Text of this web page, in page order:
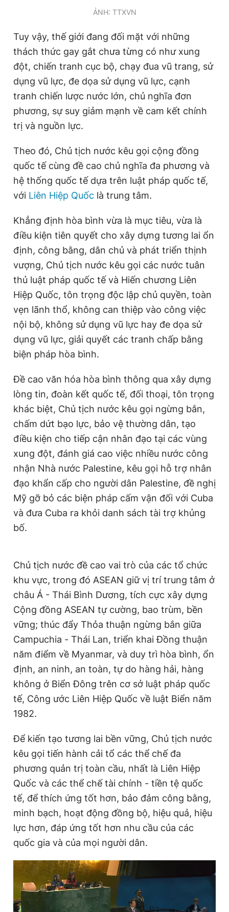
© 2003-2026 Bản quyền thuộc về Báo Thanh Niên. Cấm sao
bản. Phát triển bởi ePi Technologies, JSC.
ẢNH: TTXVN
Tuy vậy, thế giới đang đối mặt với những
thách thức gay gắt chưa từng có như xung
đột, chiến tranh cục bộ, chạy đua vũ trang, sử
dụng vũ lực, đe dọa sử dụng vũ lực, cạnh
tranh chiến lược nước lớn, chủ nghĩa đơn
phương, sự suy giảm mạnh về cam kết chính
trị và nguồn lực.
Theo đó, Chủ tịch nước kêu gọi cộng đồng
quốc tế cùng đề cao chủ nghĩa đa phương và
hệ thống quốc tế dựa trên luật pháp quốc tế,
với Liên Hiệp Quốc là trung tâm.
Khẳng định hòa bình vừa là mục tiêu, vừa là
điều kiện tiên quyết cho xây dựng tương lai ổn
định, công bằng, dân chủ và phát triển thịnh
vượng, Chủ tịch nước kêu gọi các nước tuân
thủ luật pháp quốc tế và Hiến chương Liên
Hiệp Quốc, tôn trọng độc lập chủ quyền, toàn
vẹn lãnh thổ, không can thiệp vào công việc
nội bộ, không sử dụng vũ lực hay đe dọa sử
dụng vũ lực, giải quyết các tranh chấp bằng
biện pháp hòa bình.
Đề cao văn hóa hòa bình thông qua xây dựng
lòng tin, đoàn kết quốc tế, đối thoại, tôn trọng
khác biệt, Chủ tịch nước kêu gọi ngừng bắn,
chấm dứt bạo lực, bảo vệ thường dân, tạo
điều kiện cho tiếp cận nhân đạo tại các vùng
xung đột, đánh giá cao việc nhiều nước công
nhận Nhà nước Palestine, kêu gọi hỗ trợ nhân
đạo khẩn cấp cho người dân Palestine, đề nghị
Mỹ gỡ bỏ các biện pháp cấm vận đối với Cuba
và đưa Cuba ra khỏi danh sách tài trợ khủng
bố.
Chủ tịch nước đề cao vai trò của các tổ chức
khu vực, trong đó ASEAN giữ vị trí trung tâm ở
châu Á - Thái Bình Dương, tích cực xây dựng
Cộng đồng ASEAN tự cường, bao trùm, bền
vững; thúc đẩy Thỏa thuận ngừng bắn giữa
Campuchia - Thái Lan, triển khai Đồng thuận
năm điểm về Myanmar, và duy trì hòa bình, ổn
định, an ninh, an toàn, tự do hàng hải, hàng
không ở Biển Đông trên cơ sở luật pháp quốc
tế, Công ước Liên Hiệp Quốc về luật Biển năm
1982.
Để kiến tạo tương lai bền vững, Chủ tịch nước
kêu gọi tiến hành cải tổ các thể chế đa
phương quản trị toàn cầu, nhất là Liên Hiệp
Quốc và các thể chế tài chính - tiền tệ quốc
tế, để thích ứng tốt hơn, bảo đảm công bằng,
minh bạch, hoạt động đồng bộ, hiệu quả, hiệu
lực hơn, đáp ứng tốt hơn nhu cầu của các
quốc gia và của mọi người dân.